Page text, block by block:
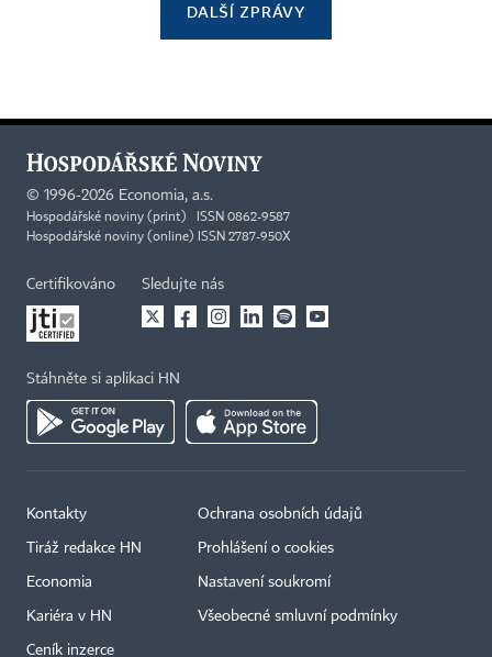
DALŠÍ ZPRÁVY
© 1996-2026 Economia, a.s.
Hospodářské noviny (print) ISSN 0862-9587
Hospodářské noviny (online) ISSN 2787-950X
Certifikováno Sledujte nás
Stáhněte si aplikaci HN
Kontakty
Tiráž redakce HN
Economia
Kariéra v HN
Ceník inzerce
Ochrana osobních údajů
Prohlášení o cookies
Nastavení soukromí
Všeobecné smluvní podmínky